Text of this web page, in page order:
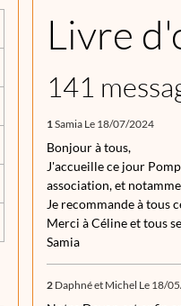
Livre
141
1Samia Le 18/07/2024
Bonjour à tous,
J'accueille ce jour
association, et
Je recommande à tous
Merci à Céline et tous
Samia
2 Daphné et Michel Le 18/